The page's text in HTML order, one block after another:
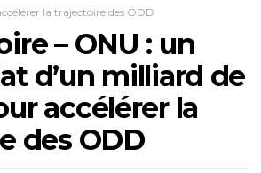
la trajectoire des ODD
– ONU : un
d’un milliard de
accélérer la
des ODD